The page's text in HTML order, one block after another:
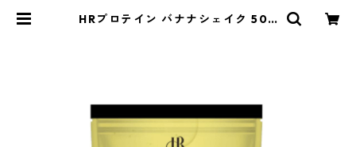
HRプロテイン バナナシェイク 500